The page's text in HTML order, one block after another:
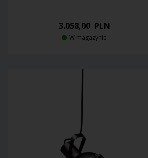
3.058,00PLN
W magazynie